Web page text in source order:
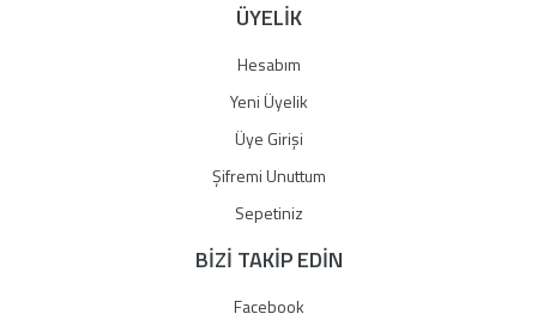
ÜYELİK
Hesabım
Yeni Üyelik
Üye Girişi
Şifremi Unuttum
Sepetiniz
BİZİ TAKİP EDİN
Facebook